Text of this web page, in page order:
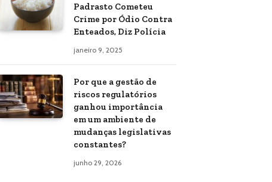
Padrasto Cometeu
Crime por Ódio Contra
Enteados, Diz Polícia
janeiro 9, 2025
Por que a gestão de
riscos regulatórios
ganhou importância
em um ambiente de
mudanças legislativas
constantes?
junho 29, 2026